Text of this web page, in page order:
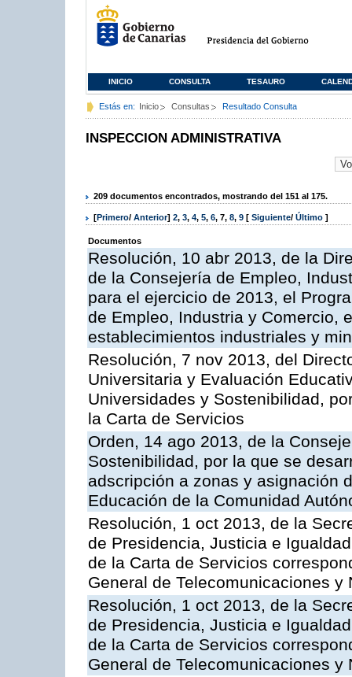
INICIO CONSULTA TESAURO
Estás en: Inicio Consultas Resultado Consulta
INSPECCION ADMINISTRATIVA
209 documentos encontrados, mostrando del 151 al 175.
[Primero/ Anterior] 2, 3, 4, 5, 6, 7, 8, 9 [ Siguiente/ Último ]
Documentos
Resolución, 10 abr 2013, de la
de la Consejería de Empleo,
para el ejercicio de 2013, el
de Empleo, Industria y Comercio,
establecimientos industriales y
Resolución, 7 nov 2013, del
Universitaria y Evaluación
Universidades y Sostenibilidad,
la Carta de Servicios
Orden, 14 ago 2013, de la
Sostenibilidad, por la que se
adscripción a zonas y asignación
Educación de la Comunidad
Resolución, 1 oct 2013, de la
de Presidencia, Justicia e
de la Carta de Servicios
General de Telecomunicaciones y
Resolución, 1 oct 2013, de la
de Presidencia, Justicia e
de la Carta de Servicios
General de Telecomunicaciones y